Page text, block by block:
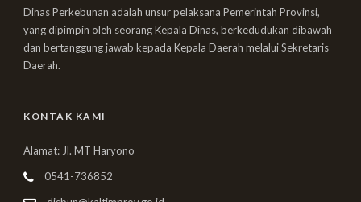
Dinas Perkebunan adalah unsur pelaksana Pemerintah Provinsi,
yang dipimpin oleh seorang Kepala Dinas, berkedudukan dibawah
dan bertanggung jawab kepada Kepala Daerah melalui Sekretaris
Daerah.
KONTAK KAMI
Alamat: Jl. MT Haryono
0541-736852